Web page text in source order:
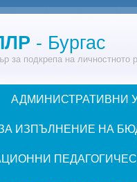
- Бургас
за подкрепа на личностното
АДМИНИСТРАТИВНИ
ИЗПЪЛНЕНИЕ НА